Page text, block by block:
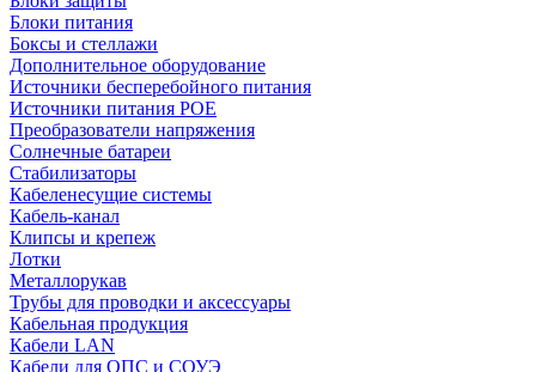
Блоки питания
Боксы и стеллажи
Дополнительное оборудование
Источники бесперебойного питания
Источники питания POE
Преобразователи напряжения
Солнечные батареи
Стабилизаторы
Кабеленесущие системы
Кабель-канал
Клипсы и крепеж
Лотки
Металлорукав
Трубы для проводки и аксессуары
Кабельная продукция
Кабели LAN
Кабели для ОПС и СОУЭ